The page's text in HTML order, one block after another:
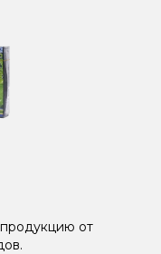
от